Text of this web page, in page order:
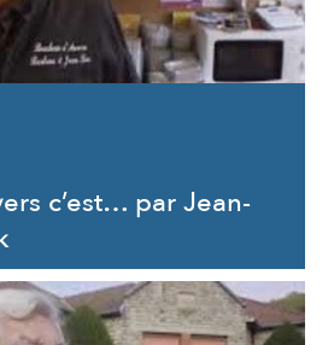
c’est… par Jean-